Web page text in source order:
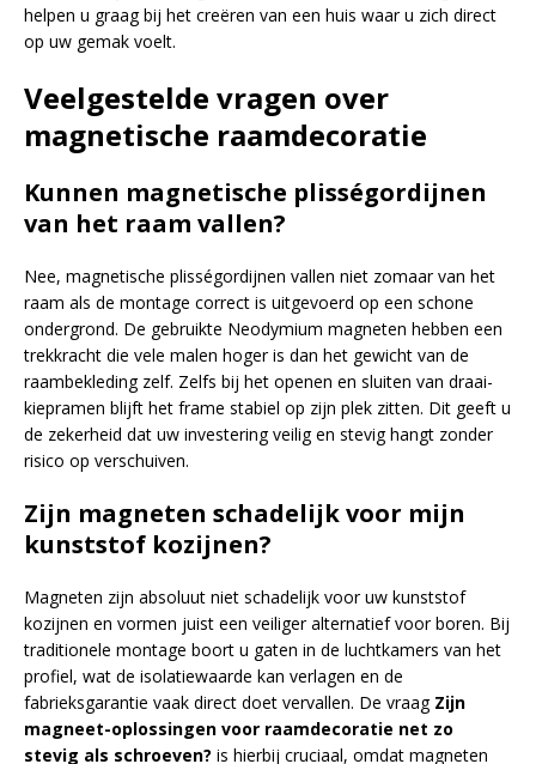
helpen u graag bij het creëren van een huis waar u zich direct
op uw gemak voelt.
Veelgestelde vragen over
magnetische raamdecoratie
Kunnen magnetische plisségordijnen
van het raam vallen?
Nee, magnetische plisségordijnen vallen niet zomaar van het
raam als de montage correct is uitgevoerd op een schone
ondergrond. De gebruikte Neodymium magneten hebben een
trekkracht die vele malen hoger is dan het gewicht van de
raambekleding zelf. Zelfs bij het openen en sluiten van draai-
kiepramen blijft het frame stabiel op zijn plek zitten. Dit geeft u
de zekerheid dat uw investering veilig en stevig hangt zonder
risico op verschuiven.
Zijn magneten schadelijk voor mijn
kunststof kozijnen?
Magneten zijn absoluut niet schadelijk voor uw kunststof
kozijnen en vormen juist een veiliger alternatief voor boren. Bij
traditionele montage boort u gaten in de luchtkamers van het
profiel, wat de isolatiewaarde kan verlagen en de
fabrieksgarantie vaak direct doet vervallen. De vraag Zijn
magneet-oplossingen voor raamdecoratie net zo
stevig als schroeven? is hierbij cruciaal, omdat magneten